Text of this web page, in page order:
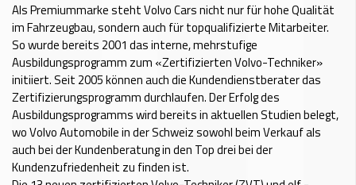
Als Premiummarke steht Volvo Cars nicht nur für hohe Qualität
im Fahrzeugbau, sondern auch für topqualifizierte Mitarbeiter.
So wurde bereits 2001 das interne, mehrstufige
Ausbildungsprogramm zum «Zertifizierten Volvo-Techniker»
initiiert. Seit 2005 können auch die Kundendienstberater das
Zertifizierungsprogramm durchlaufen. Der Erfolg des
Ausbildungsprogramms wird bereits in aktuellen Studien belegt,
wo Volvo Automobile in der Schweiz sowohl beim Verkauf als
auch bei der Kundenberatung in den Top drei bei der
Kundenzufriedenheit zu finden ist.